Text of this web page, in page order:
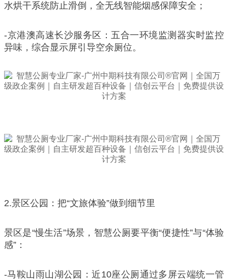
水烘干系统防止滑倒，全无线智能烟感保障安全；
-京港澳高速长沙服务区：五合一环境监测器实时监控
异味，综合显示屏引导空余厕位。
2.景区公园：把“文旅体验”做到细节里
景区是“慢生活”场景，智慧公厕要平衡“便捷性”与“体验
感”：
-马鞍山雨山湖公园：近10座公厕通过多屏云端统一管